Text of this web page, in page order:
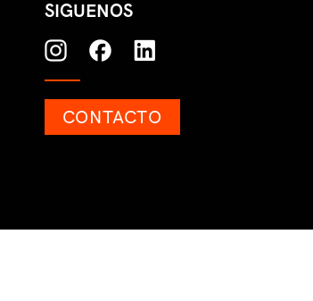
SIGUENOS
CONTACTO